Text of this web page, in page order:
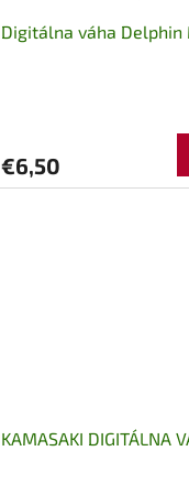
Digitálna váha Delphin
€6,50
KAMASAKI DIGITÁLNA